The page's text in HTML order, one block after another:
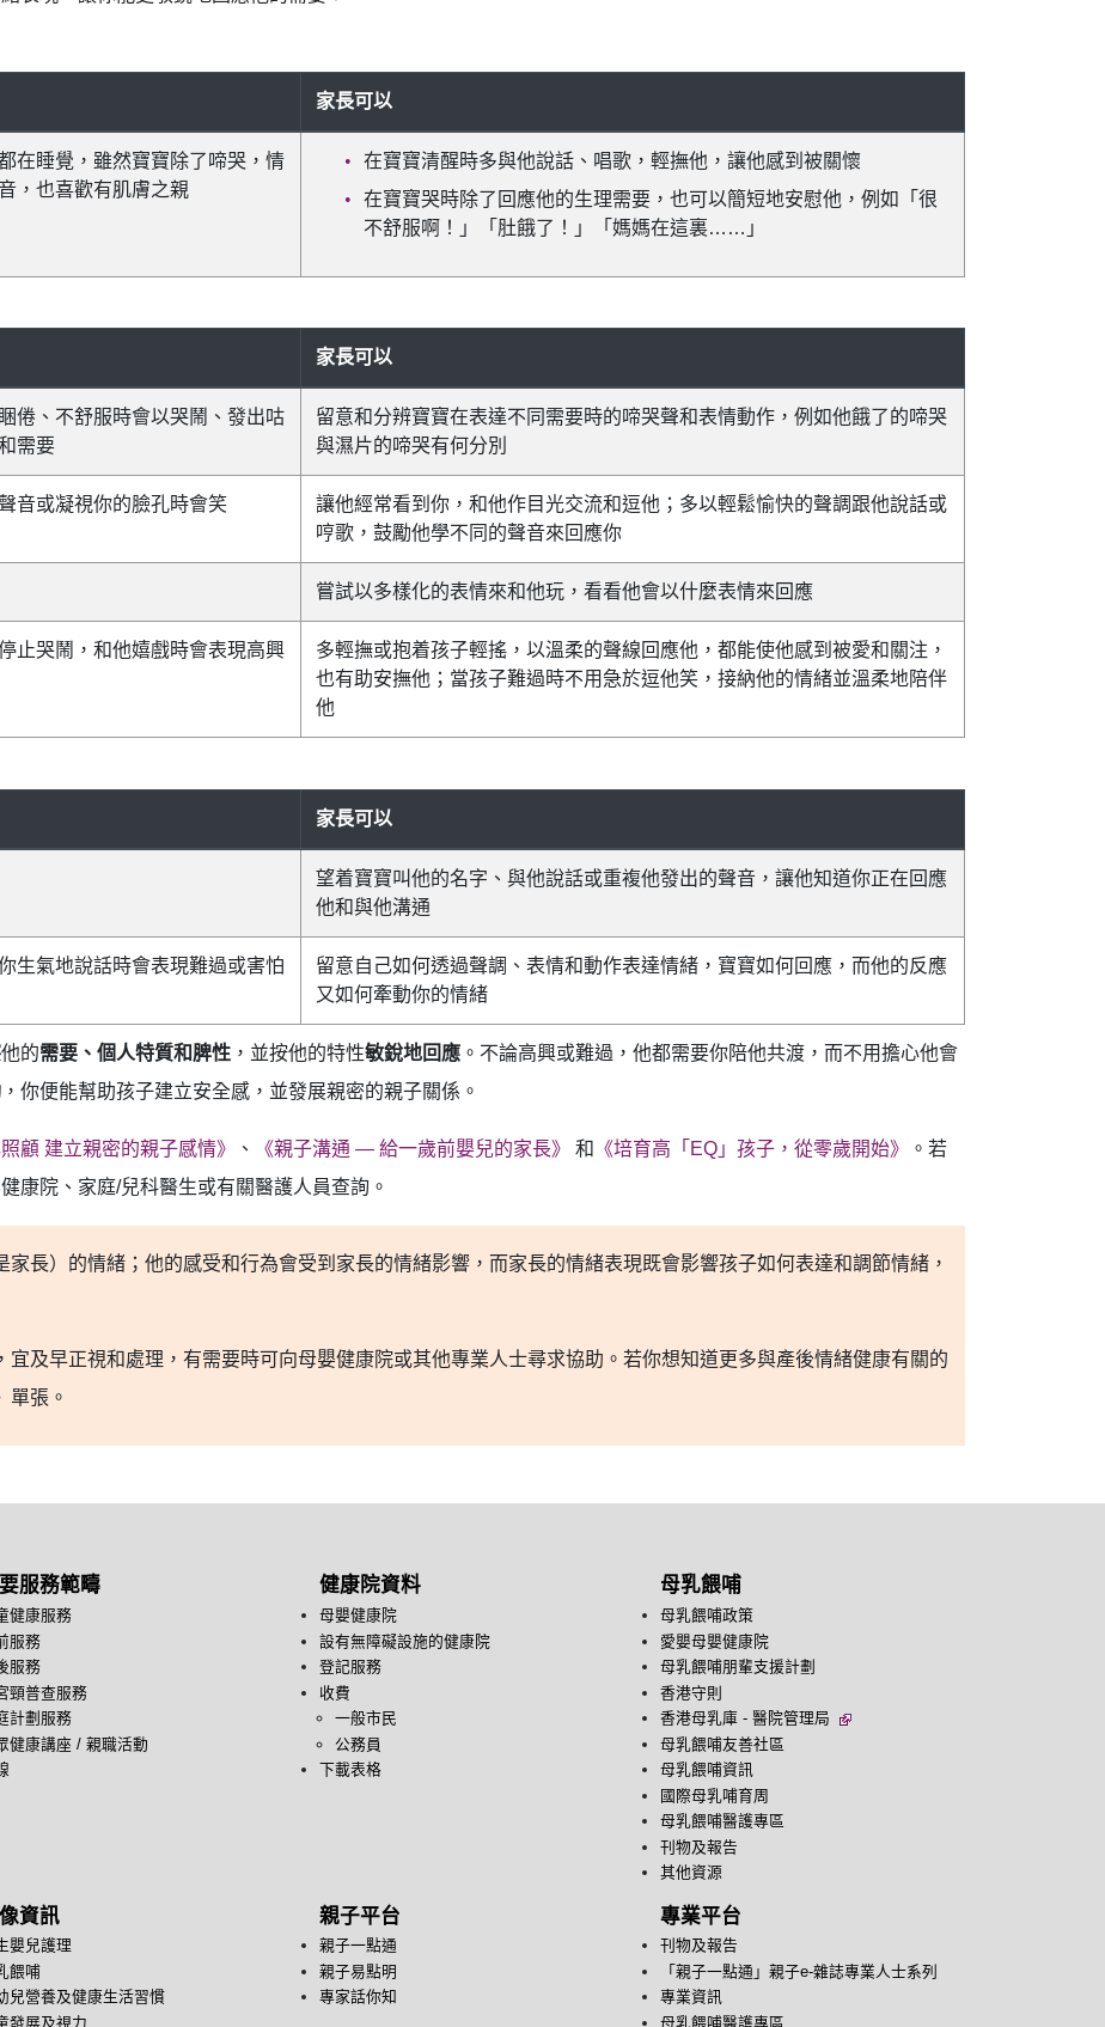
家長可以
在睡覺，雖然寶寶除了啼哭，情
，也喜歡有肌膚之親
在寶寶清醒時多與他說話、唱歌，輕撫他，讓他感到被關懷
在寶寶哭時除了回應他的生理需要，也可以簡短地安慰他，例如「很
不舒服啊！」「肚餓了！」「媽媽在這裏……」
家長可以
倦、不舒服時會以哭鬧、發出咕
需要
留意和分辨寶寶在表達不同需要時的啼哭聲和表情動作，例如他餓了的啼哭
與濕片的啼哭有何分別
音或凝視你的臉孔時會笑
讓他經常看到你，和他作目光交流和逗他；多以輕鬆愉快的聲調跟他說話或
哼歌，鼓勵他學不同的聲音來回應你
嘗試以多樣化的表情來和他玩，看看他會以什麼表情來回應
止哭鬧，和他嬉戲時會表現高興
多輕撫或抱着孩子輕搖，以溫柔的聲線回應他，都能使他感到被愛和關注，
也有助安撫他；當孩子難過時不用急於逗他笑，接納他的情緒並溫柔地陪伴
他
家長可以
望着寶寶叫他的名字、與他說話或重複他發出的聲音，讓他知道你正在回應
他和與他溝通
生氣地說話時會表現難過或害怕
留意自己如何透過聲調、表情和動作表達情緒，寶寶如何回應，而他的反應
又如何牽動你的情緒
他的需要、個人特質和脾性 ，並按他的特性敏銳地回應 。不論高興或難過，他都需要你陪他共渡，而不用擔心他會
，你便能幫助孩子建立安全感，並發展親密的親子關係。
照顧 建立親密的親子感情》 、 《親子溝通 — 給一歲前嬰兒的家長》 和 《培育高「EQ」孩子，從零歲開始》
。若
康院、家庭/兒科醫生或有關醫護人員查詢。
長）的情緒；他的感受和行為會受到家長的情緒影響，而家長的情緒表現既會影響孩子如何表達和調節情緒，
宜及早正視和處理，有需要時可向母嬰健康院或其他專業人士尋求協助。若你想知道更多與產後情緒健康有關的
單張。
服務範疇
健康服務
服務
服務
頸普查服務
計劃服務
健康講座 / 親職活動
健康院資料
母嬰健康院
設有無障礙設施的健康院
登記服務
收費
一般市民
公務員
下載表格
母乳餵哺
母乳餵哺政策
愛嬰母嬰健康院
母乳餵哺朋輩支援計劃
香港守則
香港母乳庫 - 醫院管理局
母乳餵哺友善社區
母乳餵哺資訊
國際母乳哺育周
母乳餵哺醫護專區
刊物及報告
其他資源
資訊
嬰兒護理
餵哺
兒營養及健康生活習慣
發展及視力
親子平台
親子一點通
親子易點明
專家話你知
專業平台
刊物及報告
「親子一點通」親子e-雜誌專業人士系列
專業資訊
母乳餵哺醫護專區